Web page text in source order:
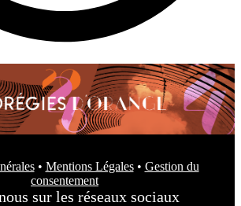
• Mentions Légales• Gestion du
consentement
sur les réseaux sociaux